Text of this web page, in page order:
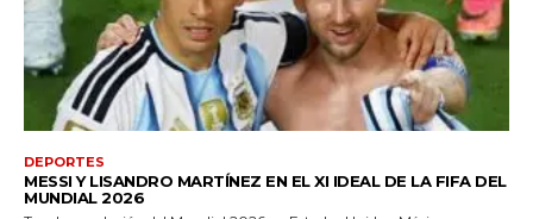
DEPORTES
MESSI Y LISANDRO MARTÍNEZ EN EL XI IDEAL DE LA FIFA DEL
MUNDIAL 2026